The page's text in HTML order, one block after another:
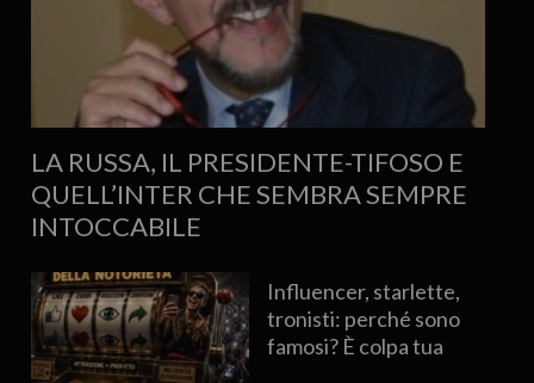
LA RUSSA, IL PRESIDENTE-TIFOSO E
QUELL’INTER CHE SEMBRA SEMPRE
INTOCCABILE
Influencer, starlette,
tronisti: perché sono
famosi? È colpa tua